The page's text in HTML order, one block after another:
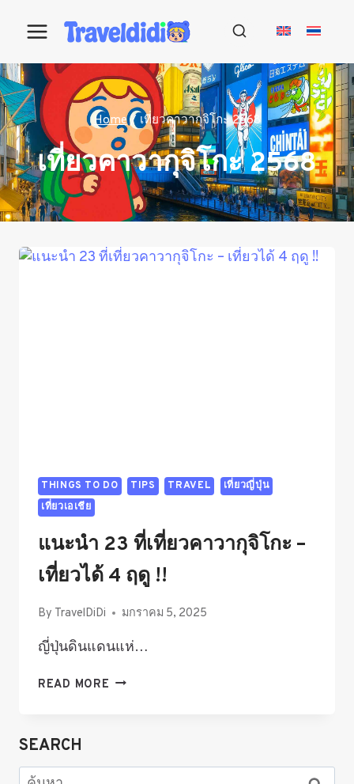
Home / เที่ยวคาวากุจิโกะ 2568
เที่ยวคาวากุจิโกะ 2568
THINGS TO DO TIPS TRAVEL
เที่ยวญี่ปุ่น
เที่ยวเอเชีย
แนะนำ 23 ที่เที่ยวคาวากุจิโกะ –
เที่ยวได้ 4 ฤดู !!
By TravelDiDi มกราคม 5, 2025
ญี่ปุ่นดินแดนแห่…
READ MORE แนะนำ
วา
SEARCH
ค้นหา